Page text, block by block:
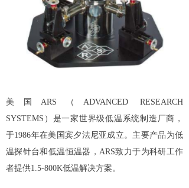
美国ARS（ADVANCED RESEARCH
SYSTEMS）是一家世界级低温系统制造厂商，
于1986年在美国宾夕法尼亚成立。主要产品为低
温探针台和低温恒温器，ARS致力于为科研工作
者提供1.5-800K低温解决方案。